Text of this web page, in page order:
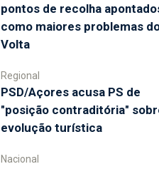
pontos de recolha
como maiores problemas
Volta
Regional
PSD/Açores acusa PS de
"posição contraditória"
evolução turística
Nacional